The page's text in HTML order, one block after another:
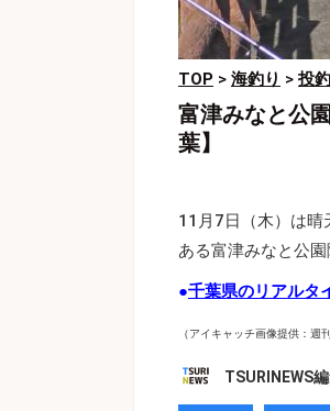
TOP > 海釣り > 投
富津みなと公
葉】
11月7日（木）は晴
ある富津みなと公
●千葉県のリアルタ
（アイキャッチ画像提供：週
TSURINEWS